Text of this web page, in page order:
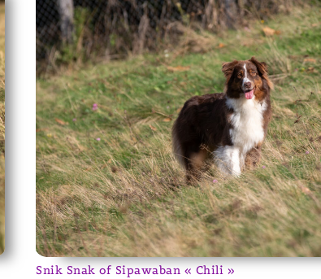
Snik Snak of Sipawaban « Chili »